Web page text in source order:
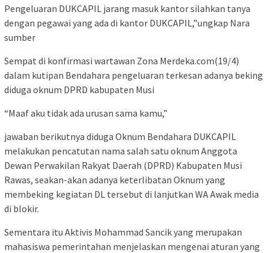
Pengeluaran DUKCAPIL jarang masuk kantor silahkan tanya
dengan pegawai yang ada di kantor DUKCAPIL,”ungkap Nara
sumber
Sempat di konfirmasi wartawan Zona Merdeka.com(19/4)
dalam kutipan Bendahara pengeluaran terkesan adanya beking
diduga oknum DPRD kabupaten Musi
“Maaf aku tidak ada urusan sama kamu,”
jawaban berikutnya diduga Oknum Bendahara DUKCAPIL
melakukan pencatutan nama salah satu oknum Anggota
Dewan Perwakilan Rakyat Daerah (DPRD) Kabupaten Musi
Rawas, seakan-akan adanya keterlibatan Oknum yang
membeking kegiatan DL tersebut di lanjutkan WA Awak media
di blokir.
Sementara itu Aktivis Mohammad Sancik yang merupakan
mahasiswa pemerintahan menjelaskan mengenai aturan yang